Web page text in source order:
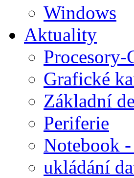
Windows
Aktuality
Procesory-
Grafické
Základní
Periferie
Notebook
ukládání